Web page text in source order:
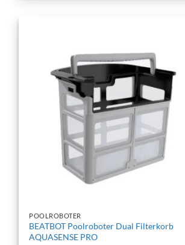
POOLROBOTER
BEATBOT Poolroboter Dual Filterkorb
AQUASENSE PRO